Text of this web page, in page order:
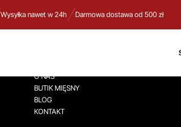
Wysyłka nawet w 24h Darmowa dostawa od 500 zł
O NAS
BUTIK MIĘSNY
BLOG
KONTAKT